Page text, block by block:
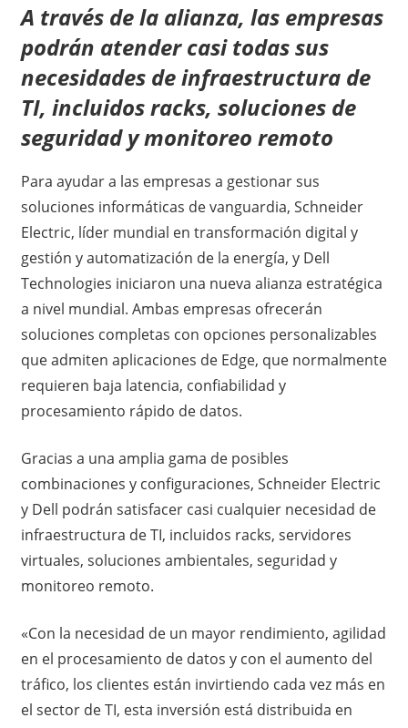
A través de la alianza, las empresas
podrán atender casi todas sus
necesidades de infraestructura de
TI, incluidos racks, soluciones de
seguridad y monitoreo remoto
Para ayudar a las empresas a gestionar sus
soluciones informáticas de vanguardia, Schneider
Electric, líder mundial en transformación digital y
gestión y automatización de la energía, y Dell
Technologies iniciaron una nueva alianza estratégica
a nivel mundial. Ambas empresas ofrecerán
soluciones completas con opciones personalizables
que admiten aplicaciones de Edge, que normalmente
requieren baja latencia, confiabilidad y
procesamiento rápido de datos.
Gracias a una amplia gama de posibles
combinaciones y configuraciones, Schneider Electric
y Dell podrán satisfacer casi cualquier necesidad de
infraestructura de TI, incluidos racks, servidores
virtuales, soluciones ambientales, seguridad y
monitoreo remoto.
«Con la necesidad de un mayor rendimiento, agilidad
en el procesamiento de datos y con el aumento del
tráfico, los clientes están invirtiendo cada vez más en
el sector de TI, esta inversión está distribuida en